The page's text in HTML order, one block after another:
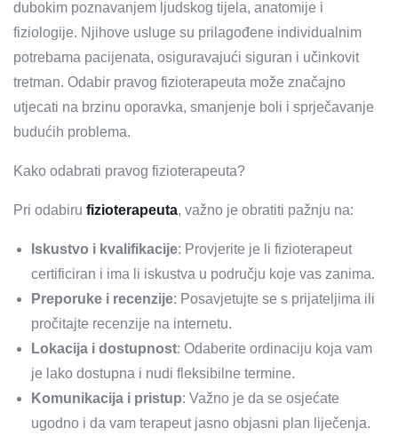
dubokim poznavanjem ljudskog tijela, anatomije i
fiziologije. Njihove usluge su prilagođene individualnim
potrebama pacijenata, osiguravajući siguran i učinkovit
tretman. Odabir pravog fizioterapeuta može značajno
utjecati na brzinu oporavka, smanjenje boli i sprječavanje
budućih problema.
Kako odabrati pravog fizioterapeuta?
Pri odabiru fizioterapeuta, važno je obratiti pažnju na:
Iskustvo i kvalifikacije: Provjerite je li fizioterapeut
certificiran i ima li iskustva u području koje vas zanima.
Preporuke i recenzije: Posavjetujte se s prijateljima ili
pročitajte recenzije na internetu.
Lokacija i dostupnost: Odaberite ordinaciju koja vam
je lako dostupna i nudi fleksibilne termine.
Komunikacija i pristup: Važno je da se osjećate
ugodno i da vam terapeut jasno objasni plan liječenja.